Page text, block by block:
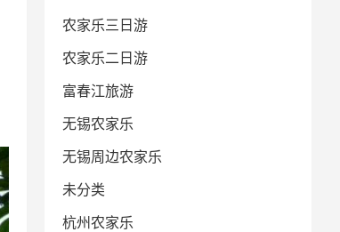
农家乐三日游
农家乐二日游
富春江旅游
无锡农家乐
无锡周边农家乐
未分类
杭州农家乐